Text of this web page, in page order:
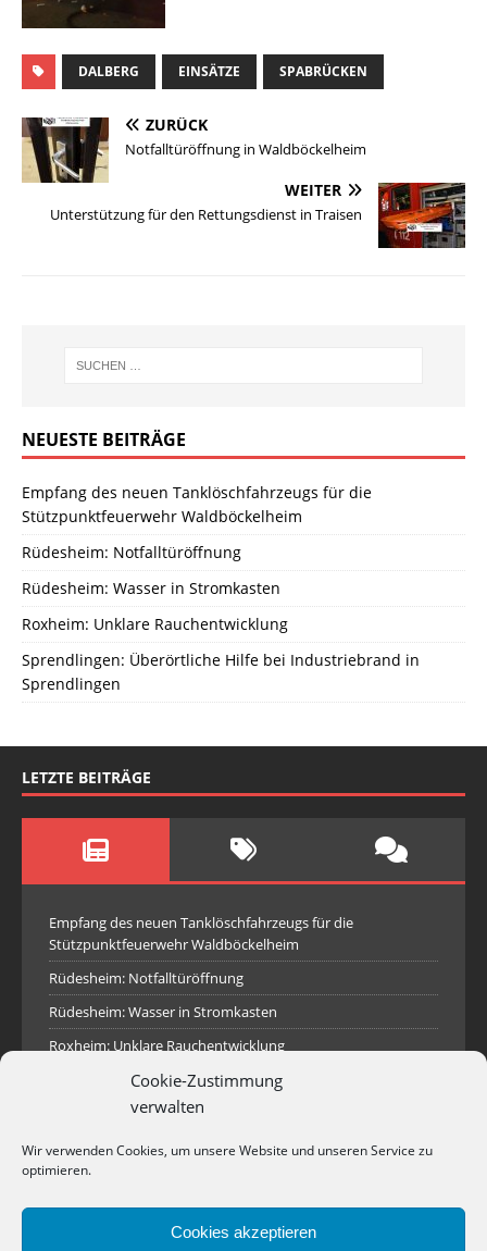
Cookie-Zustimmung
verwalten
Wir verwenden Cookies, um unsere Website und unseren Service zu
optimieren.
Cookies akzeptieren
DALBERG EINSÄTZE SPABRÜCKEN
ZURÜCK
Notfalltüröffnung in Waldböckelheim
WEITER
Unterstützung für den Rettungsdienst in Traisen
NEUESTE BEITRÄGE
Empfang des neuen Tanklöschfahrzeugs für die
Stützpunktfeuerwehr Waldböckelheim
Rüdesheim: Notfalltüröffnung
Rüdesheim: Wasser in Stromkasten
Roxheim: Unklare Rauchentwicklung
Sprendlingen: Überörtliche Hilfe bei Industriebrand in
Sprendlingen
LETZTE BEITRÄGE
Empfang des neuen Tanklöschfahrzeugs für die
Stützpunktfeuerwehr Waldböckelheim
Rüdesheim: Notfalltüröffnung
Rüdesheim: Wasser in Stromkasten
Roxheim: Unklare Rauchentwicklung
Sprendlingen: Überörtliche Hilfe bei Industriebrand in
Sprendlingen
Rüdesheim: Aufgerissener Dieseltank
Industriepark Pferdsfeld: Brand eines Holzpolter